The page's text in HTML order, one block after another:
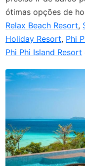
ótimas opções de
Relax Beach Resort,
Holiday Resort, Phi
Phi Phi Island Resort